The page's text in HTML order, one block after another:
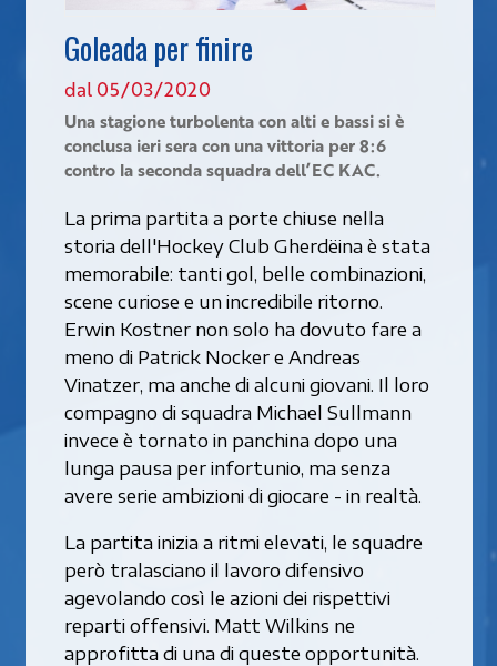
Goleada per finire
dal 05/03/2020
Una stagione turbolenta con alti e bassi si è
conclusa ieri sera con una vittoria per 8:6
contro la seconda squadra dell’EC KAC.
La prima partita a porte chiuse nella
storia dell'Hockey Club Gherdëina è stata
memorabile: tanti gol, belle combinazioni,
scene curiose e un incredibile ritorno.
Erwin Kostner non solo ha dovuto fare a
meno di Patrick Nocker e Andreas
Vinatzer, ma anche di alcuni giovani. Il loro
compagno di squadra Michael Sullmann
invece è tornato in panchina dopo una
lunga pausa per infortunio, ma senza
avere serie ambizioni di giocare - in realtà.
La partita inizia a ritmi elevati, le squadre
però tralasciano il lavoro difensivo
agevolando così le azioni dei rispettivi
reparti offensivi. Matt Wilkins ne
approfitta di una di queste opportunità.